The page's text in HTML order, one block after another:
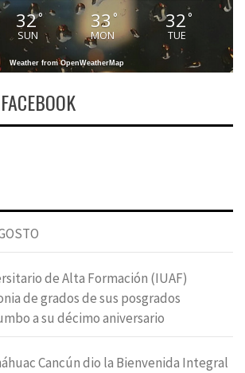
32°
SUN
33 °
MON
32°
TUE
Weather from OpenWeatherMap
de Alta Formación (IUAF)
de grados de sus posgrados
a su décimo aniversario
Cancún dio la Bienvenida Integral